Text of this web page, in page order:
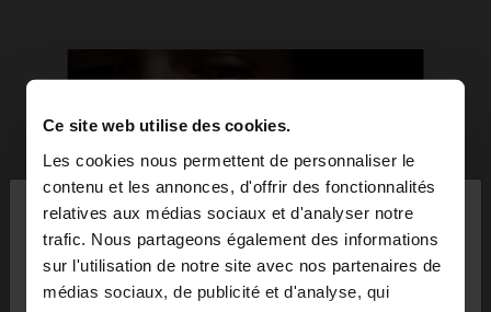
Ce site web utilise des cookies.
Les cookies nous permettent de personnaliser le
contenu et les annonces, d'offrir des fonctionnalités
relatives aux médias sociaux et d'analyser notre
trafic. Nous partageons également des informations
sur l'utilisation de notre site avec nos partenaires de
médias sociaux, de publicité et d'analyse, qui
bonjour ×
Vous accédez au site depuis Mauritius. Voulez-
vous parcourir notre site au United States?